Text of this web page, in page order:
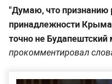
"Думаю, что признанию
принадлежности
точно не
прокомментировал